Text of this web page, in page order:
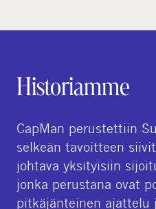
Historiamme
CapMan perustettiin
selkeän tavoitteen
johtava yksityisiin
jonka perustana ovat
pitkäjänteinen ajattelu